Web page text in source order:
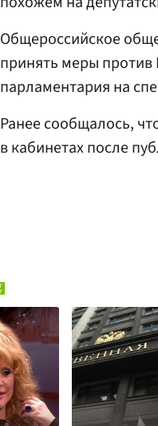
Общероссийское
принять меры
парламентария на
Ранее сообщалось,
в кабинетах после